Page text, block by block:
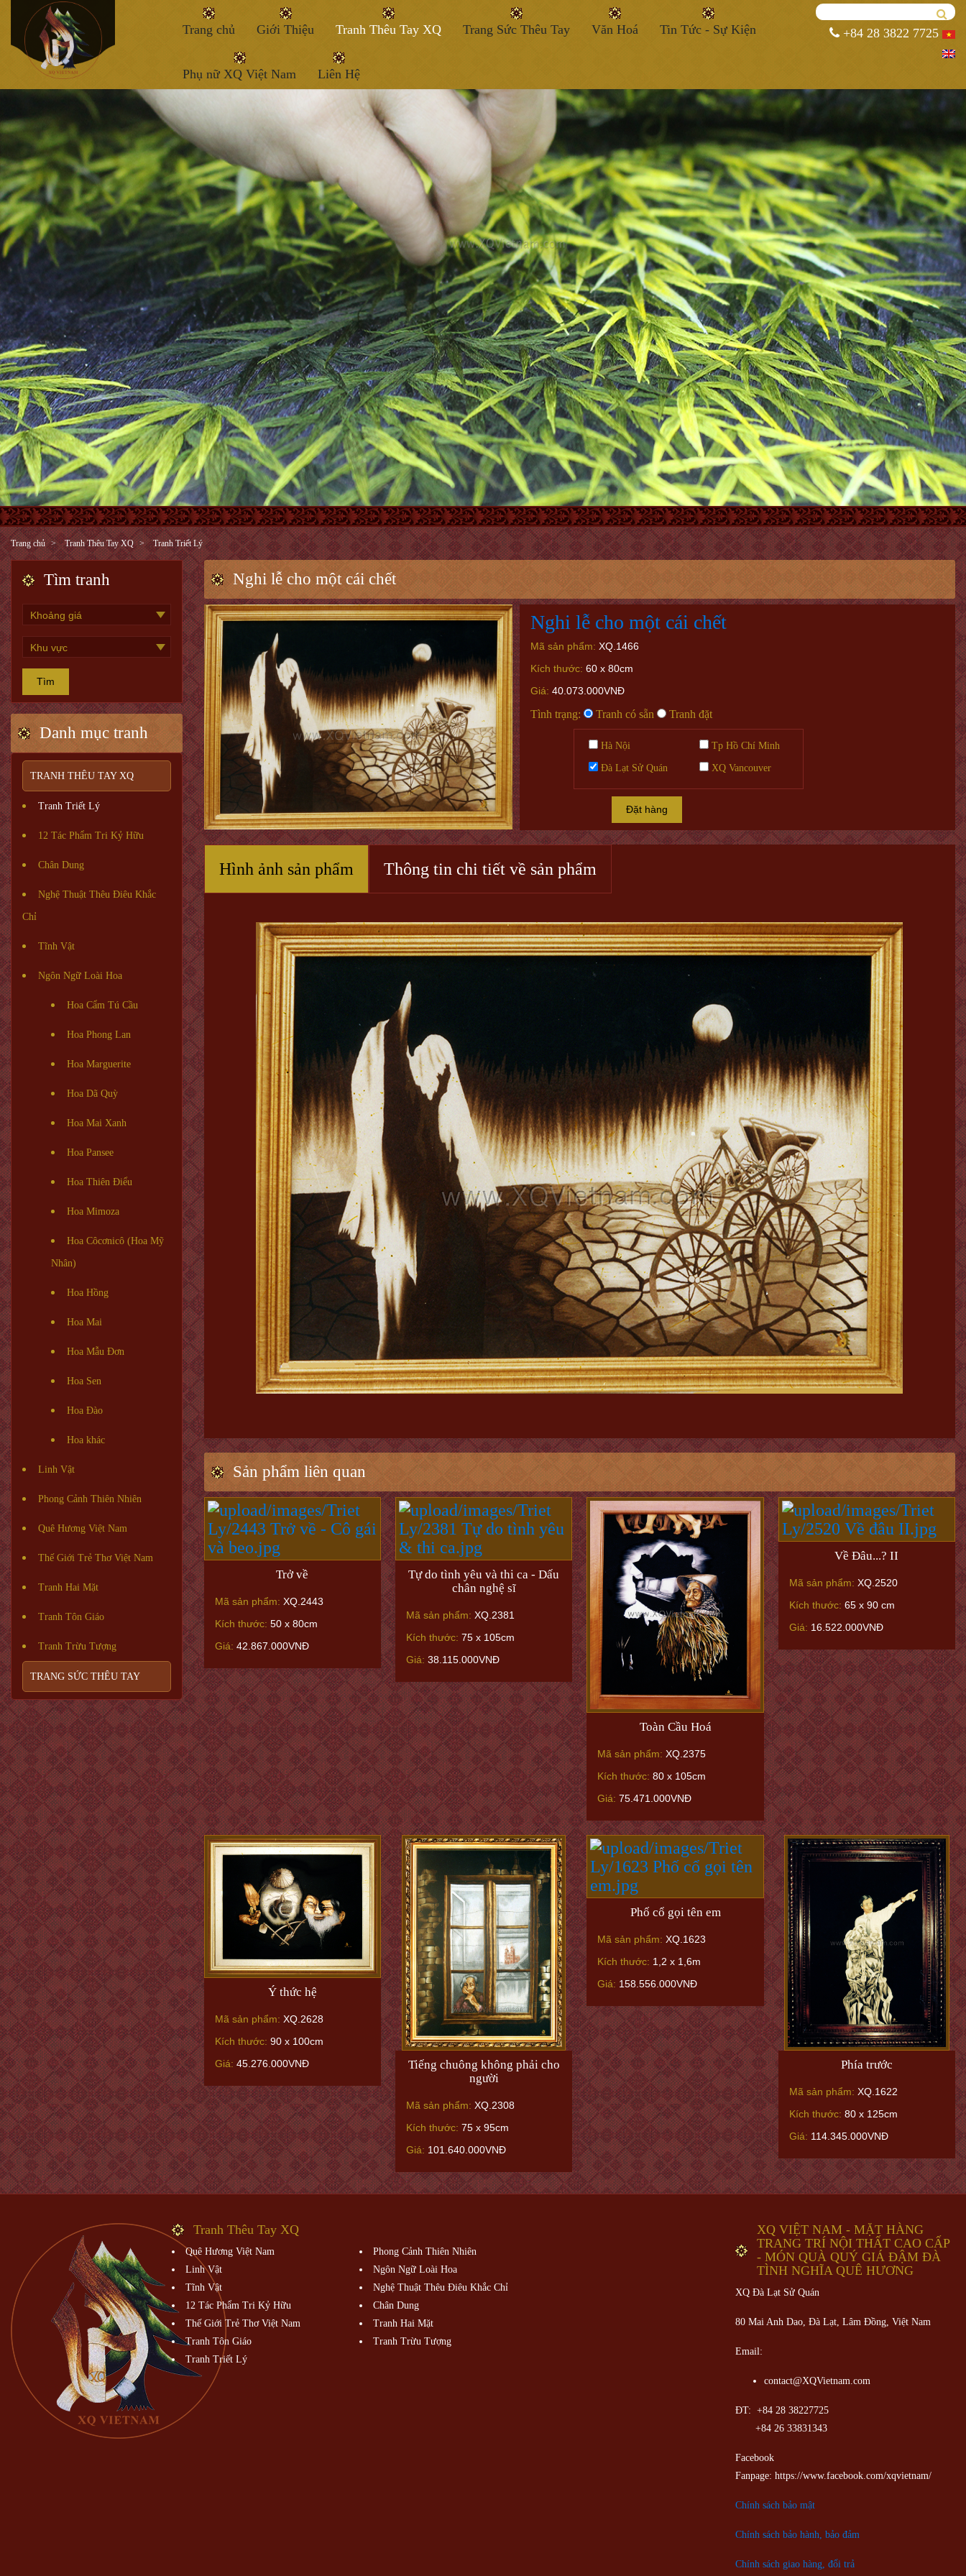
Trang chủ Giới Thiệu Tranh Thêu Tay XQ Trang Sức Thêu Tay Văn Hoá Tin Tức - Sự Kiện
Phụ nữ XQ Việt Nam Liên Hệ
+84 28 3822 7725
Trang chủ Tranh Thêu Tay XQ Tranh Triết Lý
Tìm tranh
Tìm
Danh mục tranh
TRANH THÊU TAY XQ
Tranh Triết Lý
12 Tác Phẩm Tri Kỷ Hữu
Chân Dung
Nghệ Thuật Thêu Điêu Khắc
Chỉ
Tĩnh Vật
Ngôn Ngữ Loài Hoa
Hoa Cẩm Tú Cầu
Hoa Phong Lan
Hoa Marguerite
Hoa Dã Quỳ
Hoa Mai Xanh
Hoa Pansee
Hoa Thiên Điểu
Hoa Mimoza
Hoa Côcơnicô (Hoa Mỹ
Nhân)
Hoa Hồng
Hoa Mai
Hoa Mẫu Đơn
Hoa Sen
Hoa Đào
Hoa khác
Linh Vật
Phong Cảnh Thiên Nhiên
Quê Hương Việt Nam
Thế Giới Trẻ Thơ Việt Nam
Tranh Hai Mặt
Tranh Tôn Giáo
Tranh Trừu Tượng
TRANG SỨC THÊU TAY
Nghi lễ cho một cái chết
Nghi lễ cho một cái chết
Mã sản phẩm: XQ.1466
Kích thước: 60 x 80cm
Giá: 40.073.000VNĐ
Tình trạng: Tranh có sẵn Tranh đặt
Hà Nội Tp Hồ Chí Minh
Đà Lạt Sử Quán XQ Vancouver
Đặt hàng
Hình ảnh sản phẩm Thông tin chi tiết về sản phẩm
Sản phẩm liên quan
Trở về
Mã sản phẩm: XQ.2443
Kích thước: 50 x 80cm
Giá: 42.867.000VNĐ
Tự do tình yêu và thi ca - Dấu
chân nghệ sĩ
Mã sản phẩm: XQ.2381
Kích thước: 75 x 105cm
Giá: 38.115.000VNĐ
Toàn Cầu Hoá
Mã sản phẩm: XQ.2375
Kích thước: 80 x 105cm
Giá: 75.471.000VNĐ
Về Đâu...? II
Mã sản phẩm: XQ.2520
Kích thước: 65 x 90 cm
Giá: 16.522.000VNĐ
Ý thức hệ
Mã sản phẩm: XQ.2628
Kích thước: 90 x 100cm
Giá: 45.276.000VNĐ
Tiếng chuông không phải cho
người
Mã sản phẩm: XQ.2308
Kích thước: 75 x 95cm
Giá: 101.640.000VNĐ
Phố cổ gọi tên em
Mã sản phẩm: XQ.1623
Kích thước: 1,2 x 1,6m
Giá: 158.556.000VNĐ
Phía trước
Mã sản phẩm: XQ.1622
Kích thước: 80 x 125cm
Giá: 114.345.000VNĐ
Tranh Thêu Tay XQ
Quê Hương Việt Nam
Phong Cảnh Thiên Nhiên
Linh Vật
Ngôn Ngữ Loài Hoa
Tĩnh Vật
Nghệ Thuật Thêu Điêu Khắc Chỉ
12 Tác Phẩm Tri Kỷ Hữu
Chân Dung
Thế Giới Trẻ Thơ Việt Nam
Tranh Hai Mặt
Tranh Tôn Giáo
Tranh Trừu Tượng
Tranh Triết Lý
XQ VIỆT NAM - MẶT HÀNG
TRANG TRÍ NỘI THẤT CAO CẤP
- MÓN QUÀ QUÝ GIÁ ĐẬM ĐÀ
TÌNH NGHĨA QUÊ HƯƠNG
XQ Đà Lạt Sử Quán
80 Mai Anh Dao, Đà Lạt, Lâm Đồng, Việt Nam
Email:
contact@XQVietnam.com
ĐT: +84 28 38227725
+84 26 33831343
Facebook
Fanpage: https://www.facebook.com/xqvietnam/
Chính sách bảo mật
Chính sách bảo hành, bảo đảm
Chính sách giao hàng, đổi trả